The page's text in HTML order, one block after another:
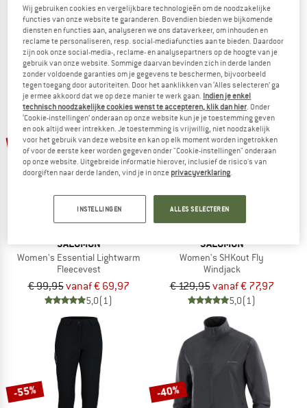
Women's SHKout Core Bra
Sportbeha
€ 54,95 vanaf € 38,47
5,0(3)
S/Lab Ultra Tee AOP
Hardloopshirt
€ 114,95€ 86,21
5,0(1)
tot -30%
SALOMON
Women's Essential Lightwarm
Fleecevest
€ 99,95vanaf € 69,97
5,0(1)
tot -40%
SALOMON
Women's SHKout Fly
Windjack
€ 129,95vanaf € 77,97
5,0(1)
-55% -40%
Wij gebruiken cookies en vergelijkbare technologieën om de noodzakelijke
functies van onze website te garanderen. Bovendien bieden we bijkomende
diensten en functies aan, analyseren we ons dataverkeer, om inhouden en
reclame te personaliseren, resp. social-mediafuncties aan te bieden. Daardoor
zijn ook onze social-media-, reclame- en analysepartners op de hoogte van je
gebruik van onze website. Sommige daarvan bevinden zich in derde landen
zonder voldoende garanties om je gegevens te beschermen, bijvoorbeeld
tegen toegang door autoriteiten. Door het aanklikken van ‘Alles selecteren’ ga
je ermee akkoord dat we op deze manier te werk gaan. Indien je enkel
technisch noodzakelijke cookies wenst te accepteren, klik dan hier. Onder
‘Cookie-instellingen’ onderaan op onze website kun je je toestemming geven
en ook altijd weer intrekken. Je toestemming is vrijwillig, niet noodzakelijk
voor het gebruik van deze website en kan op elk moment worden ingetrokken
of voor de eerste keer worden gegeven onder "Cookie-instellingen" onderaan
op onze website. Uitgebreide informatie hierover, inclusief de risico's van
doorgiften naar derde landen, vind je in onze privacyverklaring.
INSTELLINGEN ALLES SELECTEREN